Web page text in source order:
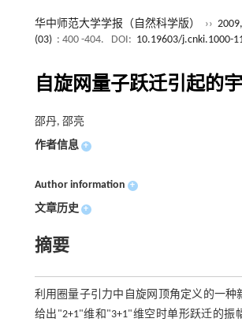
华中师范大学学报（自然科学版） ››
(03) : 400 -404. DOI: 10.19603/j.cnki.1000-
自旋网量子跃迁引起的
邵丹, 邵亮
作者信息 +
Author information +
文章历史 +
摘要
利用圈量子引力中自旋网顶角定义的一种
给出"2+1"维和"3+1"维空时单形跃迁的振